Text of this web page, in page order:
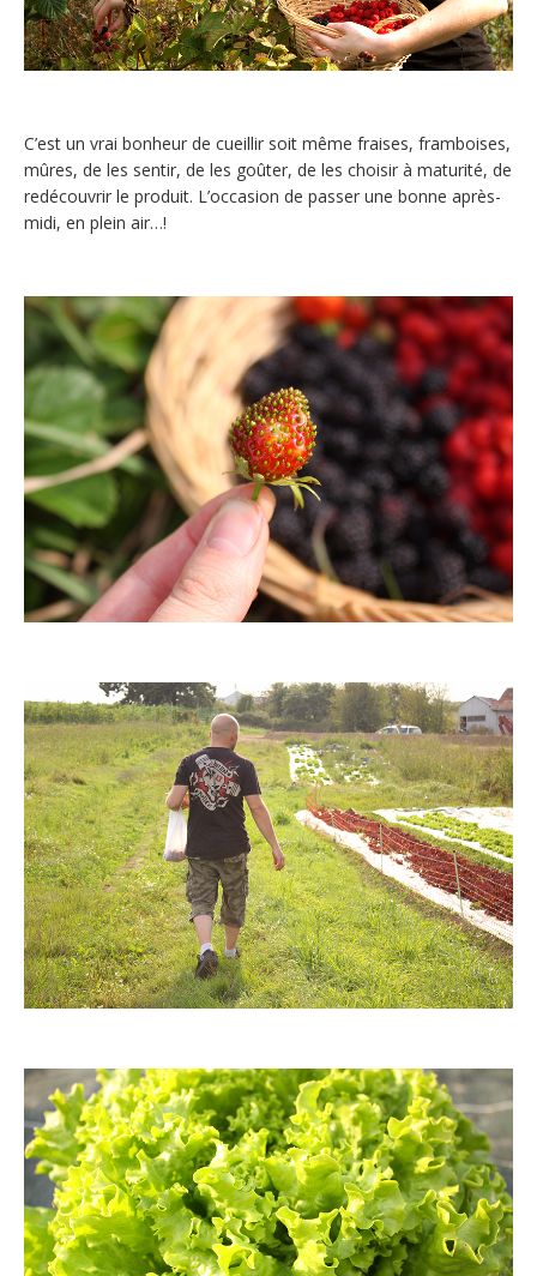
C’est un vrai bonheur de cueillir soit même fraises, framboises,
mûres, de les sentir, de les goûter, de les choisir à maturité, de
redécouvrir le produit. L’occasion de passer une bonne après-
midi, en plein air…!